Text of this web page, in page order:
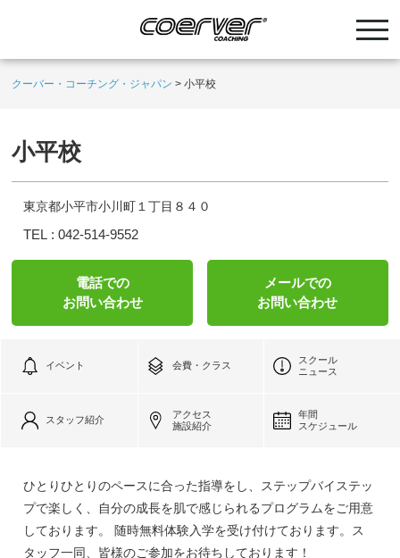
クーバー・コーチング・ジャパン >小平校
小平校
東京都小平市小川町１丁目８４０
TEL :042-514-9552
電話での
お問い合わせ
メールでの
お問い合わせ
イベント 会費・クラス
スクール
ニュース
スタッフ紹介
アクセス
施設紹介
年間
スケジュール
ひとりひとりのペースに合った指導をし、ステップバイステッ
プで楽しく、自分の成長を肌で感じられるプログラムをご用意
しております。 随時無料体験入学を受け付けております。ス
タッフ一同、皆様のご参加をお待ちしております！